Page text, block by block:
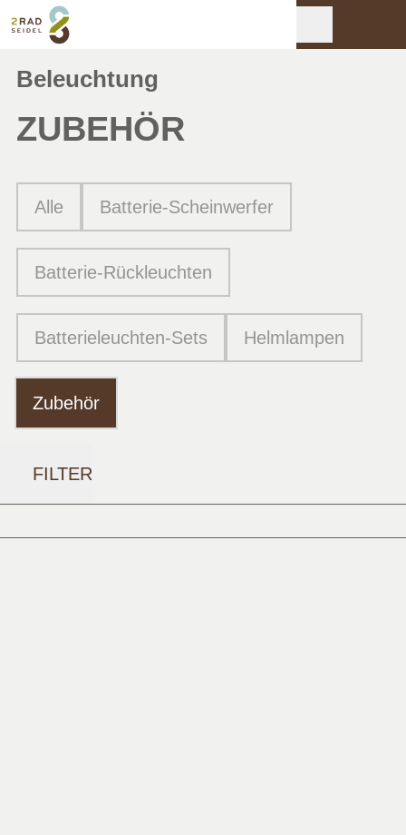
Beleuchtung
ZUBEHÖR
Alle Batterie-Scheinwerfer
Batterie-Rückleuchten
Batterieleuchten-Sets Helmlampen
Zubehör
FILTER